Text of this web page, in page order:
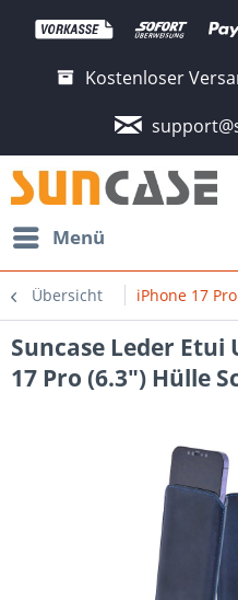
Kostenloser
Menü
Übersicht iPhone 17 Pro
Suncase Leder
17 Pro (6.3") Hülle